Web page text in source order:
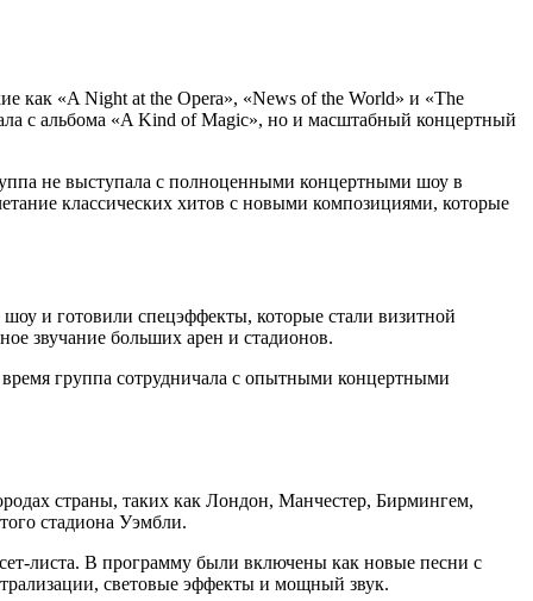
как «A Night at the Opera», «News of the World» и «The
с альбома «A Kind of Magic», но и масштабный концертный
не выступала с полноценными концертными шоу в
классических хитов с новыми композициями, которые
и готовили спецэффекты, которые стали визитной
звучание больших арен и стадионов.
группа сотрудничала с опытными концертными
страны, таких как Лондон, Манчестер, Бирмингем,
стадиона Уэмбли.
листа. В программу были включены как новые песни с
световые эффекты и мощный звук.